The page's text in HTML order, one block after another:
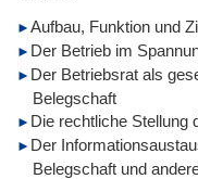
Aufbau, Funktion und
Der Betrieb im
Der Betriebsrat als
Belegschaft
Die rechtliche Stellung
Der
Belegschaft und